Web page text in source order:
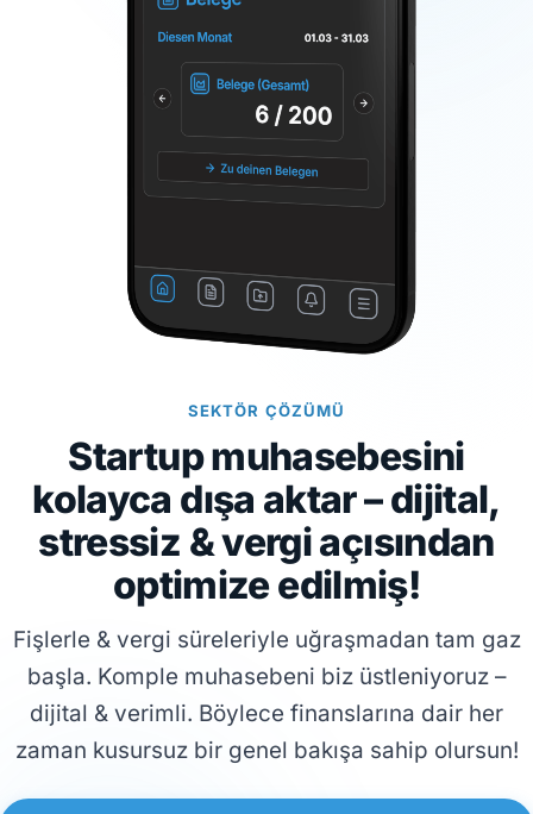
SEKTÖR ÇÖZÜMÜ
Startup muhasebesini
kolayca dışa aktar – dijital,
stressiz & vergi açısından
optimize edilmiş!
Fişlerle & vergi süreleriyle uğraşmadan tam gaz
başla. Komple muhasebeni biz üstleniyoruz –
dijital & verimli. Böylece finanslarına dair her
zaman kusursuz bir genel bakışa sahip olursun!